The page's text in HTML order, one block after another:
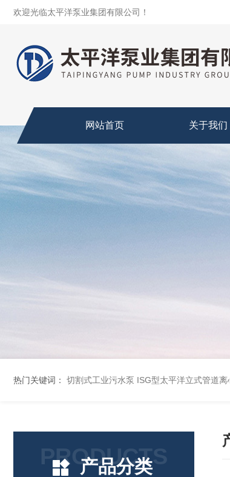
欢迎光临太平洋泵业集团有限公司！
网站首页 关于我们
热门关键词： 切割式工业污水泵 ISG型太平洋立式管道离
PRODUCTS
产品分类